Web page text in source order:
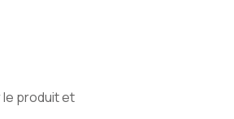
le produit et